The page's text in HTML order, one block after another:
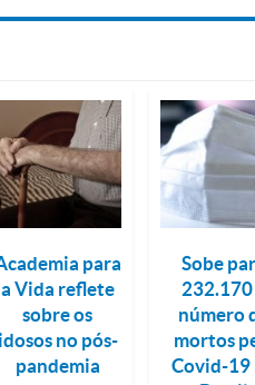
para
a Vida reflete
sobre os
idosos no pós-
pandemia
Sobe
232.170
número
mortos
Covid-19